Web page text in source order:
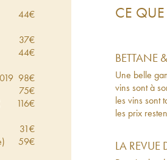
44€
37€
44€
98€
75€
116€
31€
59€
CE QUE
BETTANE
Une belle
vins sont à
les vins sont
les prix
LA REVUE